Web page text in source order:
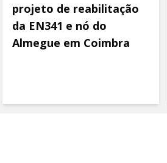
projeto de reabilitação
da EN341 e nó do
Almegue em Coimbra